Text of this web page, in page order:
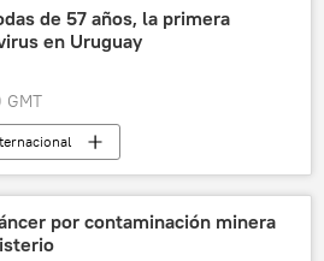
de 57 años, la primera
en Uruguay
GMT
por contaminación minera